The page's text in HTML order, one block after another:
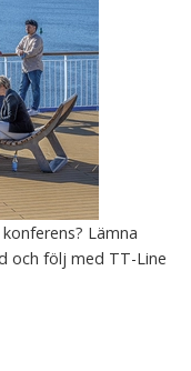
Lämna
och följ med TT-Line